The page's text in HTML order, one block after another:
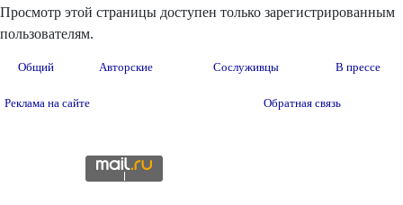
Просмотр этой страницы доступен только зарегистрированным
пользователям.
Общий Авторские Сослуживцы В прессе
Реклама на сайте Обратная связь